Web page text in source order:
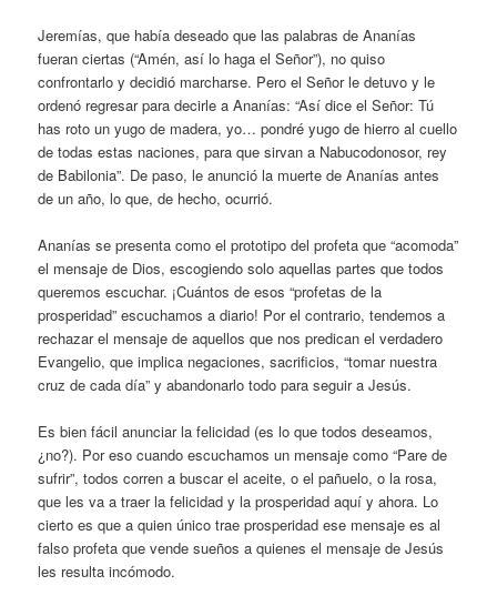
Jeremías, que había deseado que las palabras de Ananías
fueran ciertas (“Amén, así lo haga el Señor”), no quiso
confrontarlo y decidió marcharse. Pero el Señor le detuvo y le
ordenó regresar para decirle a Ananías: “Así dice el Señor: Tú
has roto un yugo de madera, yo… pondré yugo de hierro al cuello
de todas estas naciones, para que sirvan a Nabucodonosor, rey
de Babilonia”. De paso, le anunció la muerte de Ananías antes
de un año, lo que, de hecho, ocurrió.
Ananías se presenta como el prototipo del profeta que “acomoda”
el mensaje de Dios, escogiendo solo aquellas partes que todos
queremos escuchar. ¡Cuántos de esos “profetas de la
prosperidad” escuchamos a diario! Por el contrario, tendemos a
rechazar el mensaje de aquellos que nos predican el verdadero
Evangelio, que implica negaciones, sacrificios, “tomar nuestra
cruz de cada día” y abandonarlo todo para seguir a Jesús.
Es bien fácil anunciar la felicidad (es lo que todos deseamos,
¿no?). Por eso cuando escuchamos un mensaje como “Pare de
sufrir”, todos corren a buscar el aceite, o el pañuelo, o la rosa,
que les va a traer la felicidad y la prosperidad aquí y ahora. Lo
cierto es que a quien único trae prosperidad ese mensaje es al
falso profeta que vende sueños a quienes el mensaje de Jesús
les resulta incómodo.